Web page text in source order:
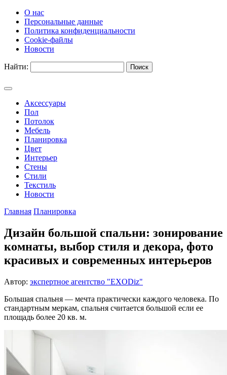
О нас
Персональные данные
Политика конфиденциальности
Cookie-файлы
Новости
Найти:
Аксессуары
Пол
Потолок
Мебель
Планировка
Цвет
Интерьер
Стены
Стили
Текстиль
Новости
Главная Планировка
Дизайн большой спальни: зонирование
комнаты, выбор стиля и декора, фото
красивых и современных интерьеров
Автор: экспертное агентство "EXODiz"
Большая спальня — мечта практически каждого человека. По
стандартным меркам, спальня считается большой если ее
площадь более 20 кв. м.